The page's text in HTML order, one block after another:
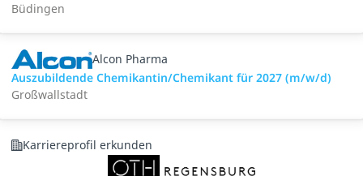
Büdingen
Alcon Pharma
Auszubildende Chemikantin/Chemikant für 2027 (m/w/d)
Großwallstadt
Karriereprofil erkunden